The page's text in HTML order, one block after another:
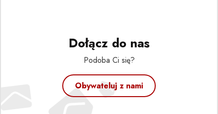
Dołącz do nas
Podoba Ci się?
Obywateluj z nami